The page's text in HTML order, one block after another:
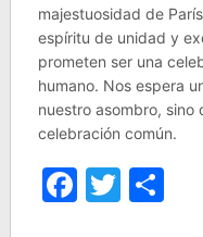
majestuosidad de
espíritu de unidad y
prometen ser una
humano. Nos espera
nuestro asombro, sino
celebración común.